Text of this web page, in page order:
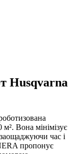
Husqvarna
Вона мінімізує
час і
пропонує